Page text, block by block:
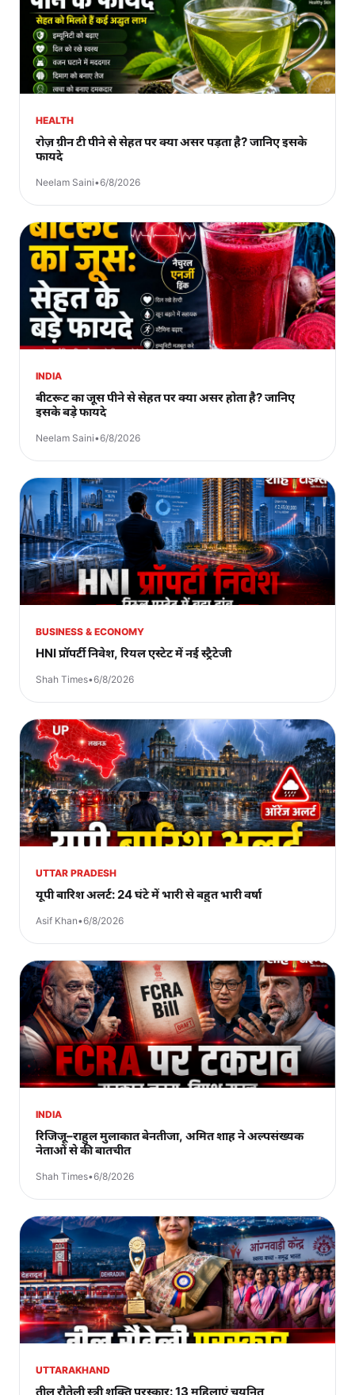
HEALTH
रोज़ ग्रीन टी पीने से सेहत पर क्या असर पड़ता है? जानिए इसके
फायदे
Neelam Saini•6/8/2026
INDIA
बीटरूट का जूस पीने से सेहत पर क्या असर होता है? जानिए
इसके बड़े फायदे
Neelam Saini•6/8/2026
BUSINESS & ECONOMY
HNI प्रॉपर्टी निवेश, रियल एस्टेट में नई स्ट्रैटेजी
Shah Times•6/8/2026
UTTAR PRADESH
यूपी बारिश अलर्ट: 24 घंटे में भारी से बहुत भारी वर्षा
Asif Khan•6/8/2026
INDIA
रिजिजू–राहुल मुलाकात बेनतीजा, अमित शाह ने अल्पसंख्यक
नेताओं से की बातचीत
Shah Times•6/8/2026
UTTARAKHAND
तीलू रौतेली स्त्री शक्ति पुरस्कार: 13 महिलाएं चयनित